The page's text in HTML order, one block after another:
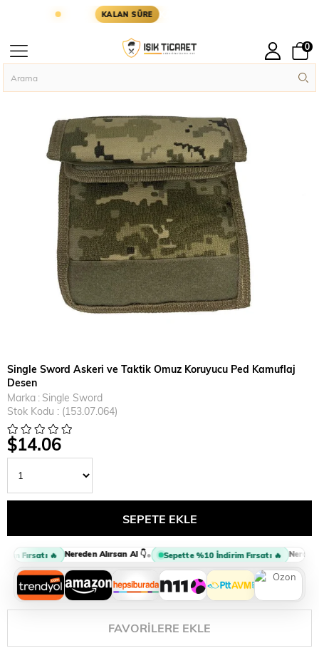
KALAN SÜRE KARGOYA YETİŞMESİ İÇİN KALAN
0
Anasayfa Single Sword Askeri ve Taktik Omuz
Single Sword Askeri ve Taktik Omuz Koruyucu Ped Kamuflaj
Desen
Marka : Single Sword
Stok Kodu
(153.07.064)
$14.06
Fırsatı 🔥 Nereden Alırsan Al 👇• Sepette %10 İndirim Fırsatı 🔥
FAVORILERE EKLE